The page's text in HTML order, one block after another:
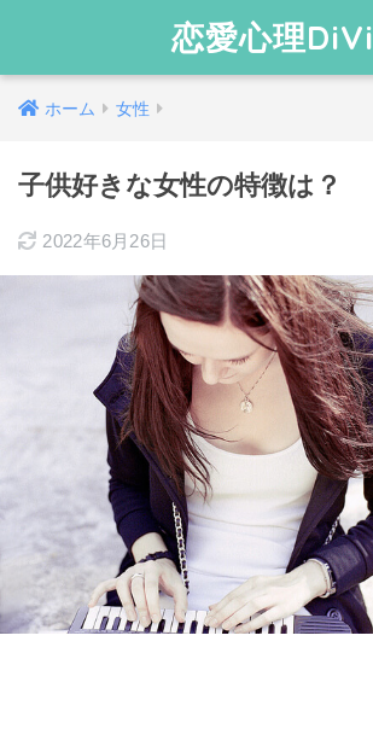
恋愛心理DiVi
ホーム 女性
子供好きな女性の特徴は？
2022年6月26日